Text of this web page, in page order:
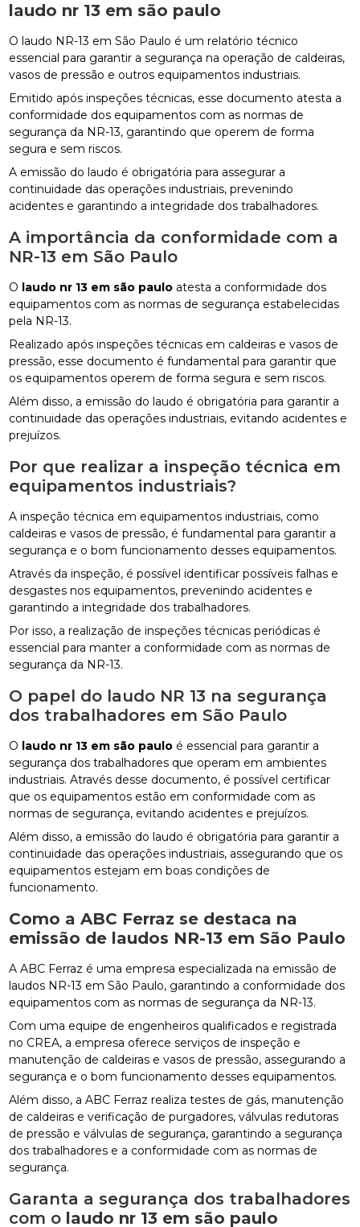
laudo nr 13 em são paulo
O laudo NR-13 em São Paulo é um relatório técnico
essencial para garantir a segurança na operação de caldeiras,
vasos de pressão e outros equipamentos industriais.
Emitido após inspeções técnicas, esse documento atesta a
conformidade dos equipamentos com as normas de
segurança da NR-13, garantindo que operem de forma
segura e sem riscos.
A emissão do laudo é obrigatória para assegurar a
continuidade das operações industriais, prevenindo
acidentes e garantindo a integridade dos trabalhadores.
A importância da conformidade com a
NR-13 em São Paulo
O laudo nr 13 em são paulo atesta a conformidade dos
equipamentos com as normas de segurança estabelecidas
pela NR-13.
Realizado após inspeções técnicas em caldeiras e vasos de
pressão, esse documento é fundamental para garantir que
os equipamentos operem de forma segura e sem riscos.
Além disso, a emissão do laudo é obrigatória para garantir a
continuidade das operações industriais, evitando acidentes e
prejuízos.
Por que realizar a inspeção técnica em
equipamentos industriais?
A inspeção técnica em equipamentos industriais, como
caldeiras e vasos de pressão, é fundamental para garantir a
segurança e o bom funcionamento desses equipamentos.
Através da inspeção, é possível identificar possíveis falhas e
desgastes nos equipamentos, prevenindo acidentes e
garantindo a integridade dos trabalhadores.
Por isso, a realização de inspeções técnicas periódicas é
essencial para manter a conformidade com as normas de
segurança da NR-13.
O papel do laudo NR 13 na segurança
dos trabalhadores em São Paulo
O laudo nr 13 em são paulo é essencial para garantir a
segurança dos trabalhadores que operam em ambientes
industriais. Através desse documento, é possível certificar
que os equipamentos estão em conformidade com as
normas de segurança, evitando acidentes e prejuízos.
Além disso, a emissão do laudo é obrigatória para garantir a
continuidade das operações industriais, assegurando que os
equipamentos estejam em boas condições de
funcionamento.
Como a ABC Ferraz se destaca na
emissão de laudos NR-13 em São Paulo
A ABC Ferraz é uma empresa especializada na emissão de
laudos NR-13 em São Paulo, garantindo a conformidade dos
equipamentos com as normas de segurança da NR-13.
Com uma equipe de engenheiros qualificados e registrada
no CREA, a empresa oferece serviços de inspeção e
manutenção de caldeiras e vasos de pressão, assegurando a
segurança e o bom funcionamento desses equipamentos.
Além disso, a ABC Ferraz realiza testes de gás, manutenção
de caldeiras e verificação de purgadores, válvulas redutoras
de pressão e válvulas de segurança, garantindo a segurança
dos trabalhadores e a conformidade com as normas de
segurança.
Garanta a segurança dos trabalhadores
com o laudo nr 13 em são paulo